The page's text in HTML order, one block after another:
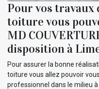
Pour vos travaux
toiture vous
MD
disposition à
Pour assurer la bonne
toiture vous allez pouvoir
professionnel dans le milieu